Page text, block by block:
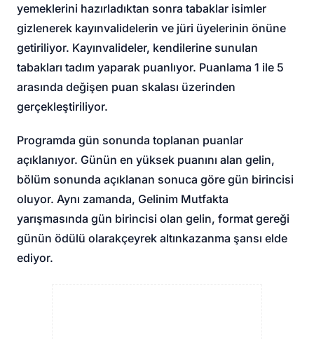
yemeklerini hazırladıktan sonra tabaklar isimler
gizlenerek kayınvalidelerin ve jüri üyelerinin önüne
getiriliyor. Kayınvalideler, kendilerine sunulan
tabakları tadım yaparak puanlıyor. Puanlama 1 ile 5
arasında değişen puan skalası üzerinden
gerçekleştiriliyor.
Programda gün sonunda toplanan puanlar
açıklanıyor. Günün en yüksek puanını alan gelin,
bölüm sonunda açıklanan sonuca göre gün birincisi
oluyor. Aynı zamanda, Gelinim Mutfakta
yarışmasında gün birincisi olan gelin, format gereği
günün ödülü olarakçeyrek altınkazanma şansı elde
ediyor.